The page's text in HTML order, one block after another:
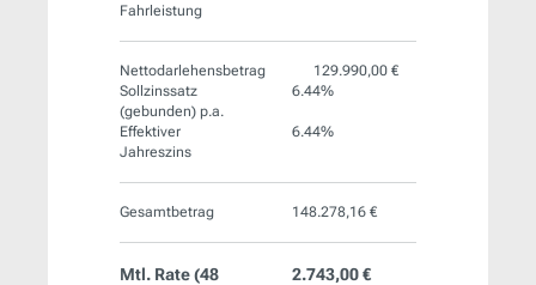
Fahrleistung
Nettodarlehensbetrag
129.990,00 €
Sollzinssatz
(gebunden) p.a.
6.44%
Effektiver
Jahreszins
6.44%
Gesamtbetrag 148.278,16 €
Mtl. Rate (48
2.743,00 €